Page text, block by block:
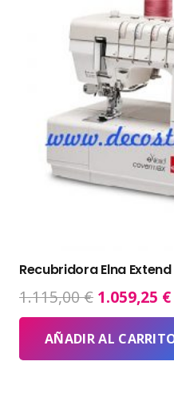
Recubridora Elna
1.115,00€ El
precio
original
era:
1.059,25 €El
AÑADIR AL